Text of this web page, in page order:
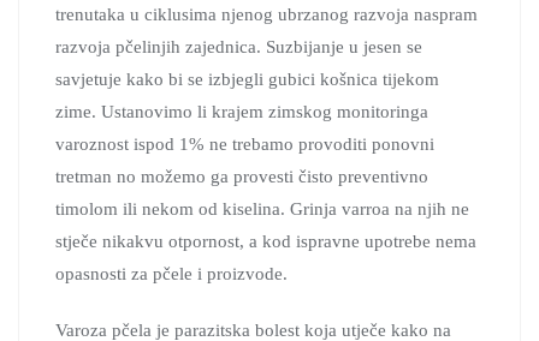
trenutaka u ciklusima njenog ubrzanog razvoja naspram
razvoja pčelinjih zajednica. Suzbijanje u jesen se
savjetuje kako bi se izbjegli gubici košnica tijekom
zime. Ustanovimo li krajem zimskog monitoringa
varoznost ispod 1% ne trebamo provoditi ponovni
tretman no možemo ga provesti čisto preventivno
timolom ili nekom od kiselina. Grinja varroa na njih ne
stječe nikakvu otpornost, a kod ispravne upotrebe nema
opasnosti za pčele i proizvode.
Varoza pčela je parazitska bolest koja utječe kako na